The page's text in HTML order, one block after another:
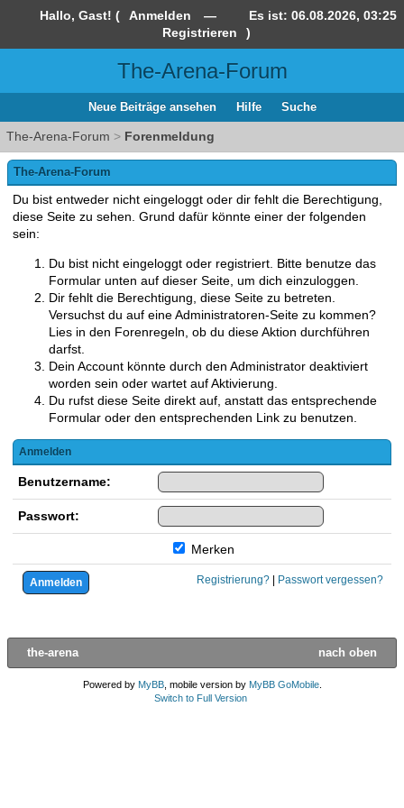
Es ist: 06.08.2026, 03:25
Hallo, Gast! ( Anmelden
—
Registrieren
)
The-Arena-Forum
Neue Beiträge ansehen Hilfe Suche
The-Arena-Forum > Forenmeldung
The-Arena-Forum
Du bist entweder nicht eingeloggt oder dir fehlt die Berechtigung,
diese Seite zu sehen. Grund dafür könnte einer der folgenden
sein:
Du bist nicht eingeloggt oder registriert. Bitte benutze das
Formular unten auf dieser Seite, um dich einzuloggen.
Dir fehlt die Berechtigung, diese Seite zu betreten.
Versuchst du auf eine Administratoren-Seite zu kommen?
Lies in den Forenregeln, ob du diese Aktion durchführen
darfst.
Dein Account könnte durch den Administrator deaktiviert
worden sein oder wartet auf Aktivierung.
Du rufst diese Seite direkt auf, anstatt das entsprechende
Formular oder den entsprechenden Link zu benutzen.
Anmelden
Benutzername:
Passwort:
Merken
Registrierung? Passwort vergessen?
nach oben
the-arena
Powered by MyBB, mobile version by MyBB GoMobile.
Switch to Full Version